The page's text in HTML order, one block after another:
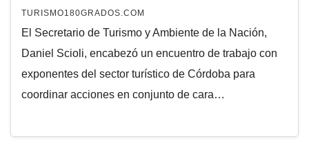
TURISMO180GRADOS.COM
El Secretario de Turismo y Ambiente de la Nación,
Daniel Scioli, encabezó un encuentro de trabajo con
exponentes del sector turístico de Córdoba para
coordinar acciones en conjunto de cara…